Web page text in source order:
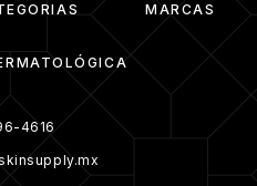
MARCAS
4616